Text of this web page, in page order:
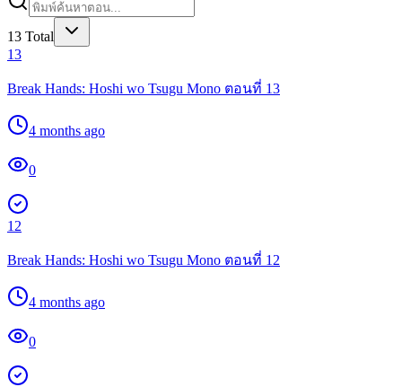
13 Total
13
Break Hands: Hoshi wo Tsugu Mono ตอนที่ 13
4 months ago
0
12
Break Hands: Hoshi wo Tsugu Mono ตอนที่ 12
4 months ago
0